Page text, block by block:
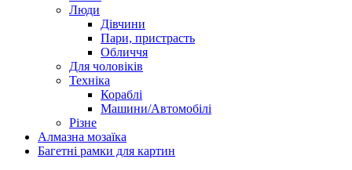
Люди
Дівчини
Пари, пристрасть
Обличчя
Для чоловіків
Техніка
Кораблі
Машини/Автомобілі
Різне
Алмазна мозаїка
Багетні рамки для картин